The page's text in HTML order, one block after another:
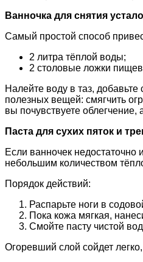
Ванночка для снятия
Самый простой способ
2 литра тёплой воды;
2 столовые ложки
Налейте воду в таз,
полезных вещей: смягчить
вы почувствуете облегчение,
Паста для сухих пяток и
Если ванночек
небольшим количеством
Порядок действий:
Распарьте ноги в
Пока кожа мягкая,
Смойте пасту чистой
Огоревший слой сойдет